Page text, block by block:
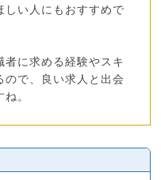
しい人にもおすすめで
者に求める経験やスキ
ので、良い求人と出会
。